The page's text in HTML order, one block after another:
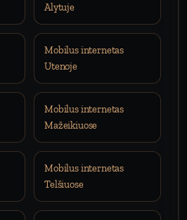
Alytuje
Mobilus internetas
Utenoje
Mobilus internetas
Mažeikiuose
Mobilus internetas
Telšiuose